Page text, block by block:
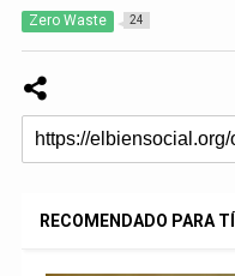
Zero Waste 24
RECOMENDADO PARA TÍ